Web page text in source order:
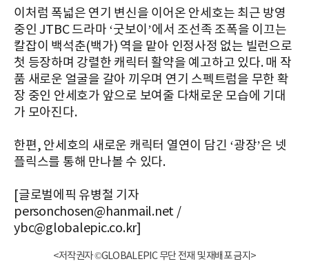
이처럼 폭넓은 연기 변신을 이어온 안세호는 최근 방영
중인 JTBC 드라마 ‘굿보이’에서 조선족 조폭을 이끄는
칼잡이 백석춘(백가) 역을 맡아 인정사정 없는 빌런으로
첫 등장하며 강렬한 캐릭터 활약을 예고하고 있다. 매 작
품 새로운 얼굴을 갈아 끼우며 연기 스펙트럼을 무한 확
장 중인 안세호가 앞으로 보여줄 다채로운 모습에 기대
가 모아진다.
한편, 안세호의 새로운 캐릭터 열연이 담긴 ‘광장’은 넷
플릭스를 통해 만나볼 수 있다.
[글로벌에픽 유병철 기자
personchosen@hanmail.net /
ybc@globalepic.co.kr]
<저작권자 ©GLOBALEPIC 무단 전재 및 재배포 금지>